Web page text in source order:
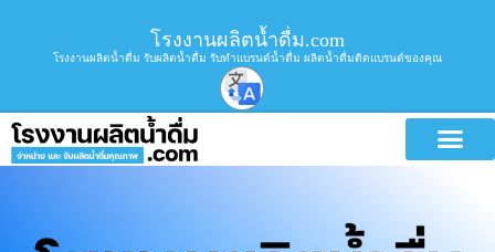
โรงงานผลิตน้ำดื่ม.com
โรงงานผลิตน้ำดื่ม รับผลิตน้ำดื่ม รับทำแบรนด์น้ำดื่ม ผลิตน้ำดื่มติดแบรนด์ของคุณ